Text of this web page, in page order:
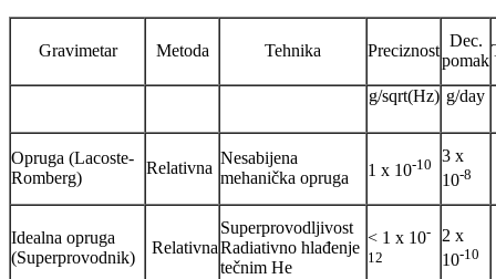
Gravimetar Metoda Tehnika Preciznost
Dec.
pomak
g/sqrt(Hz) g/day
Opruga (Lacoste-
Romberg)
Relativna
Nesabijena
mehanička opruga
1 x 10-10
3 x
10-8
Idealna opruga
(Superprovodnik)
Relativna
Superprovodljivost
Radiativno hlađenje
tečnim He
< 1 x 10-
12
2 x
10-10